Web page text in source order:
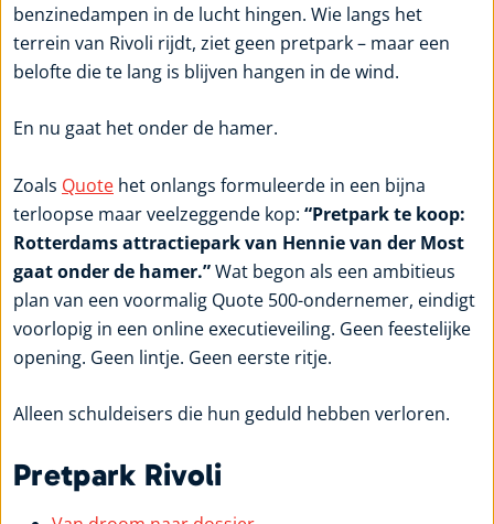
benzinedampen in de lucht hingen. Wie langs het
terrein van Rivoli rijdt, ziet geen pretpark – maar een
belofte die te lang is blijven hangen in de wind.
En nu gaat het onder de hamer.
Zoals Quote het onlangs formuleerde in een bijna
terloopse maar veelzeggende kop: “Pretpark te koop:
Rotterdams attractiepark van Hennie van der Most
gaat onder de hamer.”Wat begon als een ambitieus
plan van een voormalig Quote 500-ondernemer, eindigt
voorlopig in een online executieveiling. Geen feestelijke
opening. Geen lintje. Geen eerste ritje.
Alleen schuldeisers die hun geduld hebben verloren.
Pretpark Rivoli